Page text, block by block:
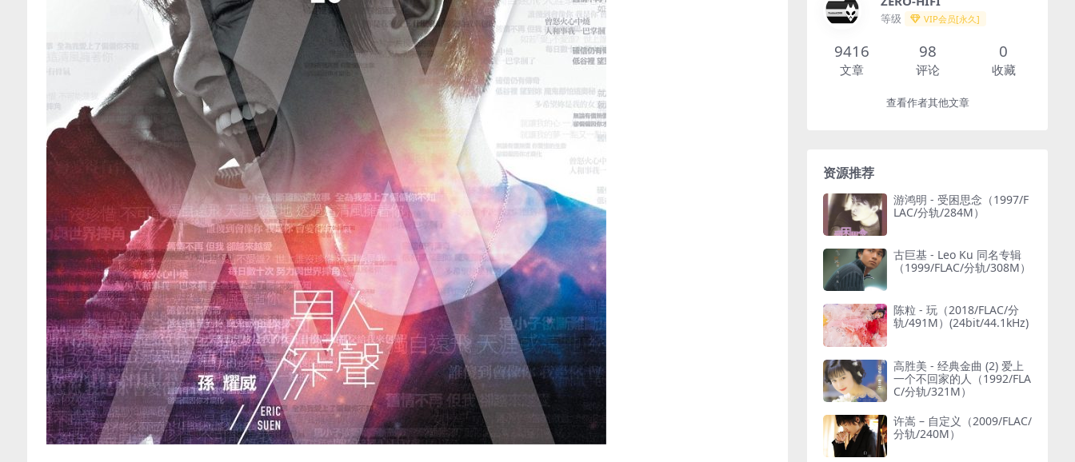
等级 VIP会员[永久]
9416
文章
98
评论
0
收藏
查看作者其他文章
资源推荐
游鸿明 - 受困思念（1997/F
LAC/分轨/284M）
古巨基 - Leo Ku 同名专辑
（1999/FLAC/分轨/308M）
陈粒 - 玩（2018/FLAC/分
轨/491M）(24bit/44.1kHz)
高胜美 - 经典金曲 (2) 爱上
一个不回家的人（1992/FLA
C/分轨/321M）
许嵩 – 自定义（2009/FLAC/
分轨/240M）